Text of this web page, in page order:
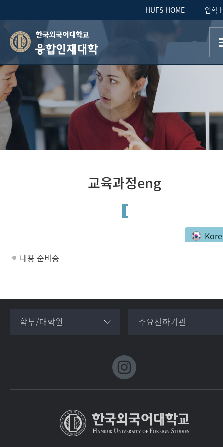
HUFS HOME 입학
융합인재대학
교육과정eng
내용 준비중
학부/대학원 주요산하기관